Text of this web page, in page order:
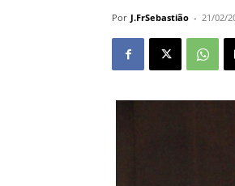
Por J.FrSebastião - 21/02/